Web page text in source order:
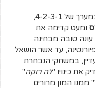
מכיוון שפקרמן יפתח כמעט בוודאות במערך של 4-2-3-1,
ומעט קדימה את
טובה מבחינה
עד אשר הושאל
במשחקי הנבחרת
את כינויו "לה רוקה"
המון מרורים